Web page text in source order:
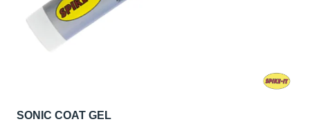
SONIC COAT GEL